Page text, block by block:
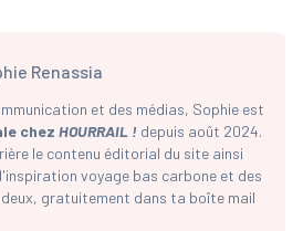
Renassia
et des médias, Sophie est
chez HOURRAIL ! depuis août 2024.
le contenu éditorial du site ainsi
voyage bas carbone et des
deux, gratuitement dans ta boîte mail